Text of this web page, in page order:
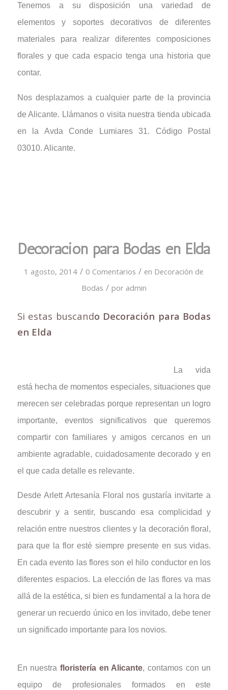
Tenemos a su disposición una variedad de
elementos y soportes decorativos de diferentes
materiales para realizar diferentes composiciones
florales y que cada espacio tenga una historia que
contar.
Nos desplazamos a cualquier parte de la provincia
de Alicante. Llámanos o visita nuestra tienda ubicada
en la Avda Conde Lumiares 31. Código Postal
03010. Alicante.
Decoración para Bodas en Elda
1 agosto, 2014 / 0 Comentarios / en Decoración de
Bodas / por admin
Si estas buscando Decoración para Bodas
en Elda
La vida
está hecha de momentos especiales, situaciones que
merecen ser celebradas porque representan un logro
importante, eventos significativos que queremos
compartir con familiares y amigos cercanos en un
ambiente agradable, cuidadosamente decorado y en
el que cada detalle es relevante.
Desde Arlett Artesanía Floral nos gustaría invitarte a
descubrir y a sentir, buscando esa complicidad y
relación entre nuestros clientes y la decoración floral,
para que la flor esté siempre presente en sus vidas.
En cada evento las flores son el hilo conductor en los
diferentes espacios. La elección de las flores va mas
allá de la estética, si bien es fundamental a la hora de
generar un recuerdo único en los invitado, debe tener
un significado importante para los novios.
En nuestra floristería en Alicante, contamos con un
equipo de profesionales formados en este